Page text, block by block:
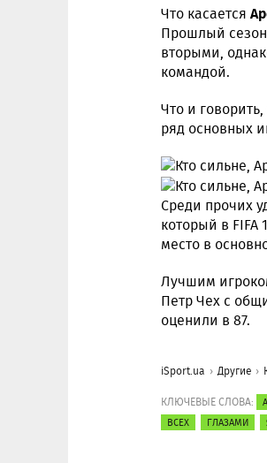
Что касается
Прошлый
вторыми,
командой.
Что и
ряд основных
Среди прочих
который в FIFA
место в
Лучшим
Петр Чех с
оценили в 87.
iSport.ua Другие
КЛЮЧЕВЫЕ СЛОВА:
ВСЕХ
ГЛАЗАМИ